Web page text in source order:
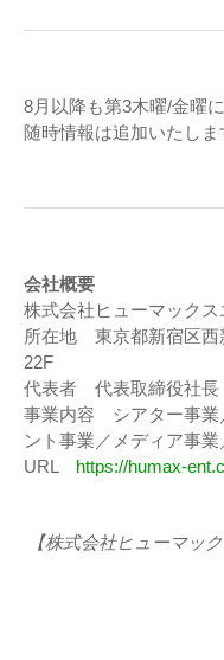
8月以降も第3木曜/金曜
随時情報は追加いたしま
会社概要
株式会社ヒューマックス
所在地 東京都新宿区西
22F
代表者 代表取締役社
事業内容 シアター事業
ント事業／メディア事
URL https://humax-
【株式会社ヒューマッ